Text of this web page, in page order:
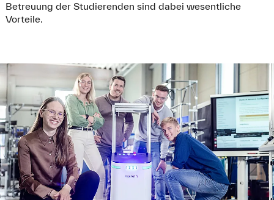
Betreuung der Studierenden sind dabei wesentliche
Vorteile.